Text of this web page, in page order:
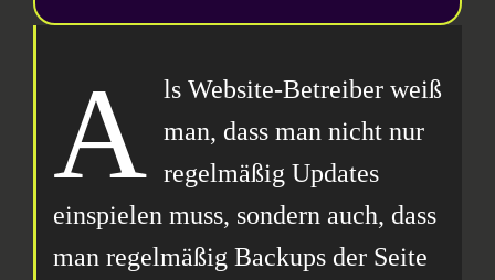
A ls Website-Betreiber weiß
man, dass man nicht nur
regelmäßig Updates
einspielen muss, sondern auch, dass
man regelmäßig Backups der Seite